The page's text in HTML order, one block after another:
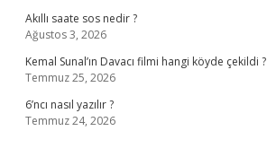
Akıllı saate sos nedir ?
Ağustos 3, 2026
Kemal Sunal’ın Davacı filmi hangi köyde çekildi ?
Temmuz 25, 2026
6’ncı nasıl yazılır ?
Temmuz 24, 2026